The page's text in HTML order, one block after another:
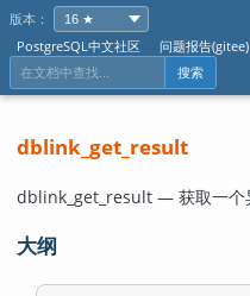
版本：
PostgreSQL中文社区
问题报告(gitee)
搜索
dblink_get_result
dblink_get_result — 获取一个
大纲